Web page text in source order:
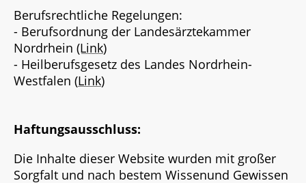
Berufsrechtliche Regelungen:
- Berufsordnung der Landesärztekammer
Nordrhein (Link)
- Heilberufsgesetz des Landes Nordrhein-
Westfalen (Link)
Haftungsausschluss:
Die Inhalte dieser Website wurden mit großer
Sorgfalt und nach bestem Wissenund Gewissen